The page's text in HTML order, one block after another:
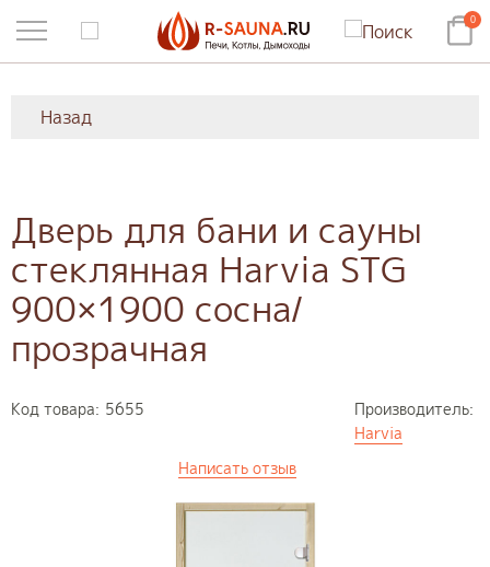
0
Назад
Дверь для бани и сауны
стеклянная Harvia STG
900×1900 сосна/
прозрачная
Код товара: 5655
Производитель:
Harvia
Написать отзыв